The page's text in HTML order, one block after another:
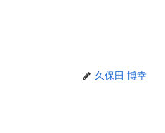
久保田 博幸